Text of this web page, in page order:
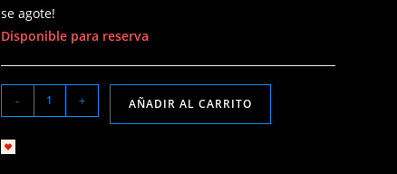
se agote!
Disponible para reserva
- + AÑADIR AL CARRITO